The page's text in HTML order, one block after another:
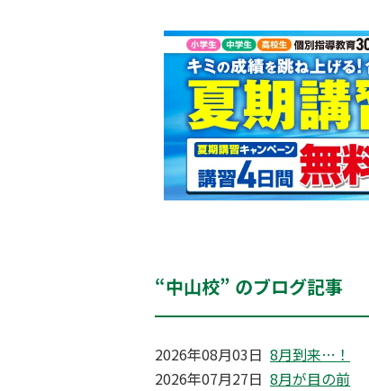
“中山校” のブログ記事
2026年08月03日 8月到来…！
2026年07月27日 8月が目の前